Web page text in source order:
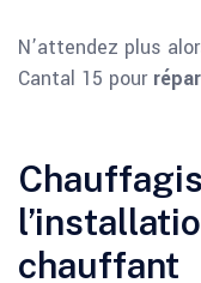
N’attendez plus
Cantal 15 pour
chauffant